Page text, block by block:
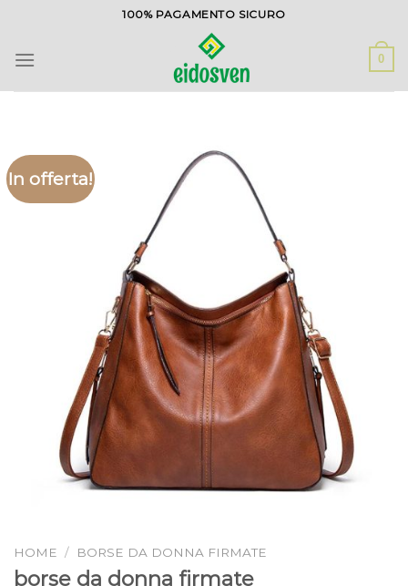
contenuti
100% PAGAMENTO SICURO
0
In offerta!
HOME / BORSE DA DONNA FIRMATE
borse da donna firmate